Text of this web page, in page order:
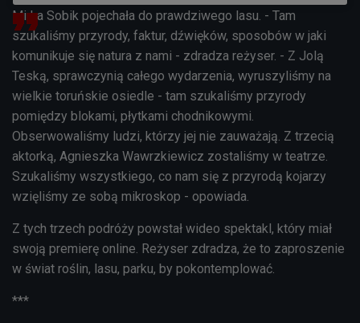
Mirka Sobik pojechała do prawdziwego lasu. - Tam
szukaliśmy przyrody, faktur, dźwięków, sposobów w jaki
komunikuje się natura z nami - zdradza reżyser. - Z Jolą
Teską, sprawczynią całego wydarzenia, wyruszyliśmy na
wielkie toruńskie osiedle - tam szukaliśmy przyrody
pomiędzy blokami, płytkami chodnikowymi.
Obserwowaliśmy ludzi, którzy jej nie zauważają. Z trzecią
aktorką, Agnieszka Wawrzkiewicz zostaliśmy w teatrze.
Szukaliśmy wszystkiego, co nam się z przyrodą kojarzy
wzięliśmy ze sobą mikroskop - opowiada.
Z tych trzech podróży powstał wideo spektakl, który miał
swoją premierę online. Reżyser zdradza, że to zaproszenie
w świat roślin, lasu, parku, by pokontemplować.
***